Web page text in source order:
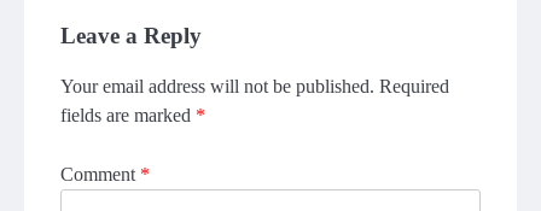
Leave a Reply
Your email address will not be published. Required
fields are marked *
Comment *